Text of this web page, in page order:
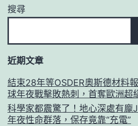
搜尋
近期文章
結束28年等OSDER奧斯德材料
球年夜戰擊敗熱刺，首奪歐洲超
科學家都震驚了！地心深處有龐
年夜性命群落，保存竟靠“充電”